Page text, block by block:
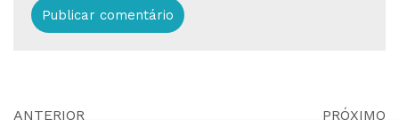
ANTERIOR PRÓXIMO